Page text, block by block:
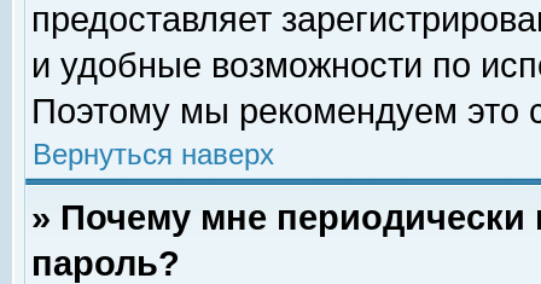
предоставляет
и удобные возможности по
Поэтому мы рекомендуем это
Вернуться наверх
» Почему мне
пароль?